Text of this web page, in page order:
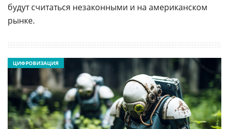
будут считаться незаконными и на американском
рынке.
ЦИФРОВИЗАЦИЯ